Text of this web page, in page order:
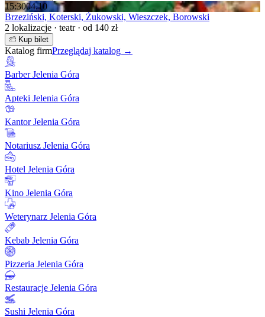
15:3004.10
Brzeziński, Koterski, Żukowski, Wieszczek, Borowski
2 lokalizacje · teatr · od 140 zł
Kup bilet
Katalog firmPrzeglądaj katalog →
Barber Jelenia Góra
Apteki Jelenia Góra
Kantor Jelenia Góra
Notariusz Jelenia Góra
Hotel Jelenia Góra
Kino Jelenia Góra
Weterynarz Jelenia Góra
Kebab Jelenia Góra
Pizzeria Jelenia Góra
Restauracje Jelenia Góra
Sushi Jelenia Góra